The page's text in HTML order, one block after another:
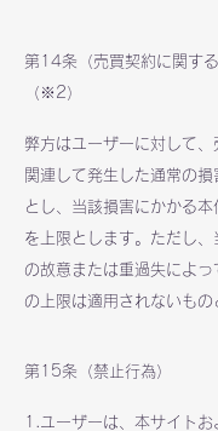
第14条（売買契約に関する
（※2）
弊方はユーザーに対して、
関連して発生した通常の損
とし、当該損害にかかる
を上限とします。ただし、
の故意または重過失によっ
の上限は適用されないもの
第15条（禁止行為）
1.ユーザーは、本サイトお